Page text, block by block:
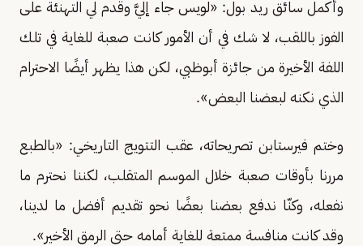
وأكمل سائق ريد بول: «لويس جاء إليَّ وقدم لي التهنئة على
الفوز باللقب، لا شك في أن الأمور كانت صعبة للغاية في تلك
اللفة الأخيرة من جائزة أبوظبي، لكن هذا يظهر أيضًا الاحترام
الذي نكنه لبعضنا البعض».
وختم فيرستابن تصريحاته، عقب التتويج التاريخي: «بالطبع
مررنا بأوقات صعبة خلال الموسم المتقلب، لكننا نحترم ما
نفعله، وكنّا ندفع بعضنا بعضًا نحو تقديم أفضل ما لدينا،
وقد كانت منافسة ممتعة للغاية أمامه حتى الرمق الأخير».